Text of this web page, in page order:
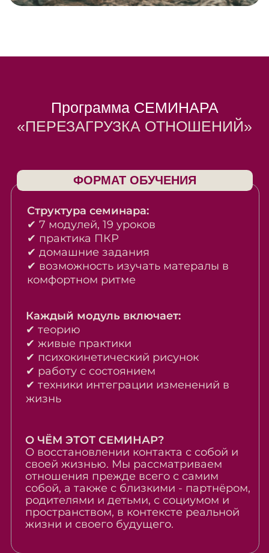
Елена Николаевна Истомина
Со-создатель школы и практик,
который работает с запросом
человека через тело и мягкое
проживание процесса.
в метод через живой опыт.
Сооснователь Школы психокинетики
сертифицированный инструктор ПКР
мягкость, благодаря которой
даже новички чувствуют себя
уверенно
индивидуальная работа,
а не шаблонные
протоколы
безопасность и уважение
к границам тела